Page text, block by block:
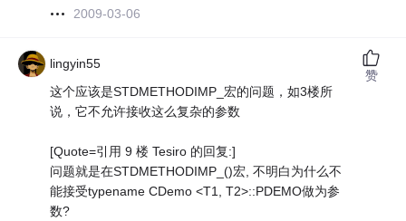
2009-03-06
lingyin55
这个应该是STDMETHODIMP_宏的问题，如3楼所
说，它不允许接收这么复杂的参数
[Quote=引用 9 楼 Tesiro 的回复:]
问题就是在STDMETHODIMP_()宏, 不明白为什么不
能接受typename CDemo <T1, T2>::PDEMO做为参
数?
赞